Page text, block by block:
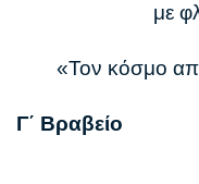
με
«Τον κόσμο
Γ΄ Βραβείο